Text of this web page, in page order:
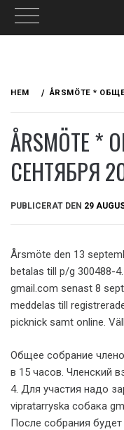
HEM ÅRSMÖTE *
ÅRSMÖTE
СЕНТЯБРЯ
PUBLICERAT DEN 29
Årsmöte den 13
betalas till p/g 300488-
gmail.com senast 8
meddelas till
picknick samt online.
Общее собрание
в 15 часов. Членский
4. Для участия надо
vipratarryska собака
После собрания